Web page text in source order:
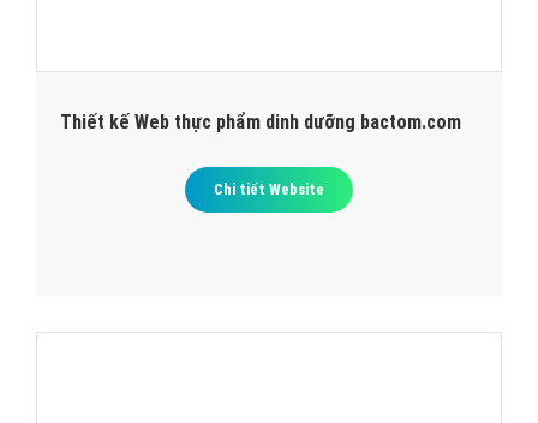
Thiết kế Web thực phẩm dinh dưỡng bactom.com
Chi tiết Website